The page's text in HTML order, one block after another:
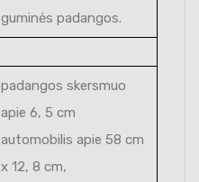
guminės padangos.
padangos skersmuo
apie 6, 5 cm
automobilis apie 58 cm
x 12, 8 cm,